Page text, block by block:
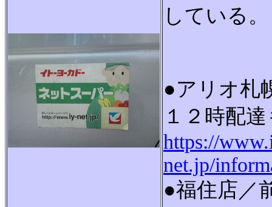
している。
●アリオ札
１２時配
https://
net.jp/
●福住店／